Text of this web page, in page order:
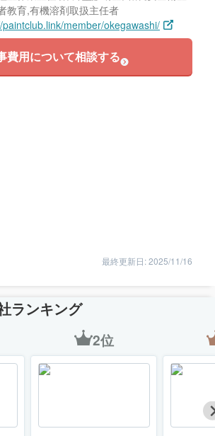
教育,有機溶剤取扱主任者
member/okegawashi/
費用について相談する
最終更新日: 2025/11/16
ランキング
2位